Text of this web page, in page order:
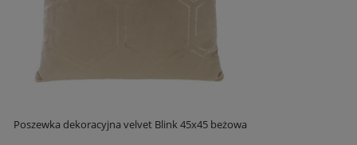
Poszewka dekoracyjna velvet Blink 45x45 beżowa